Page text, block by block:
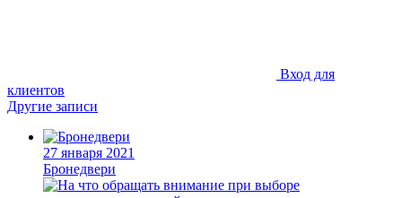
Вход для
клиентов
Другие записи
27 января 2021
Бронедвери